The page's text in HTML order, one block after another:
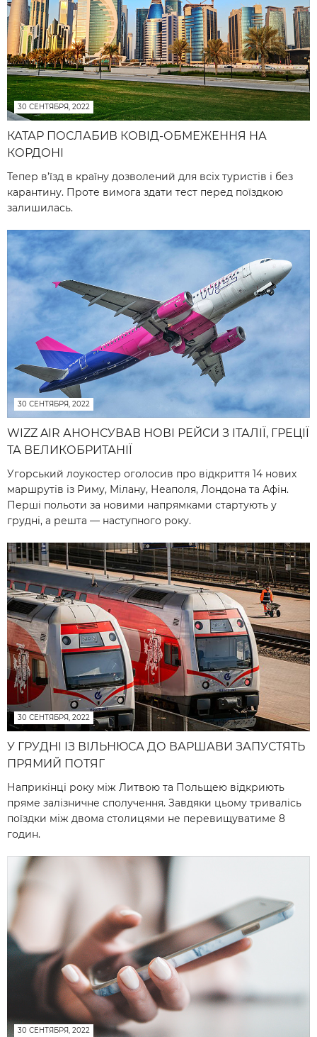
30 СЕНТЯБРЯ, 2022
КАТАР ПОСЛАБИВ КОВІД-ОБМЕЖЕННЯ НА
КОРДОНІ
Тепер в’їзд в країну дозволений для всіх туристів і без
карантину. Проте вимога здати тест перед поїздкою
залишилась.
30 СЕНТЯБРЯ, 2022
WIZZ AIR АНОНСУВАВ НОВІ РЕЙСИ З ІТАЛІЇ, ГРЕЦІЇ
ТА ВЕЛИКОБРИТАНІЇ
Угорський лоукостер оголосив про відкриття 14 нових
маршрутів із Риму, Мілану, Неаполя, Лондона та Афін.
Перші польоти за новими напрямками стартують у
грудні, а решта — наступного року.
30 СЕНТЯБРЯ, 2022
У ГРУДНІ ІЗ ВІЛЬНЮСА ДО ВАРШАВИ ЗАПУСТЯТЬ
ПРЯМИЙ ПОТЯГ
Наприкінці року між Литвою та Польщею відкриють
пряме залізничне сполучення. Завдяки цьому тривалісь
поїздки між двома столицями не перевищуватиме 8
годин.
30 СЕНТЯБРЯ, 2022